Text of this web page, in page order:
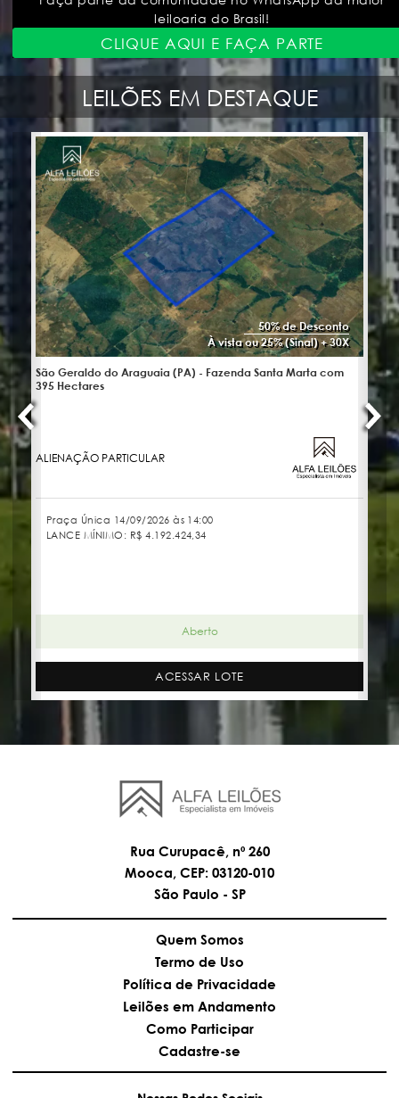
leiloaria do Brasil!
CLIQUE AQUI E FAÇA PARTE
LEILÕES EM DESTAQUE
50% de Desconto
À vista ou 25% (Sinal) + 30X
São Geraldo do Araguaia (PA) - Fazenda Santa Marta com
395 Hectares
ALIENAÇÃO PARTICULAR
Praça Única 14/09/2026 às 14:00
LANCE MÍNIMO: R$ 4.192.424,34
Aberto
ACESSAR LOTE
Rua Curupacê, nº 260
Mooca, CEP: 03120-010
São Paulo - SP
Quem Somos
Termo de Uso
Política de Privacidade
Leilões em Andamento
Como Participar
Cadastre-se